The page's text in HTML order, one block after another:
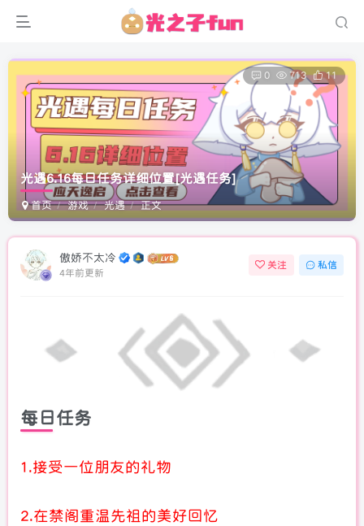
光遇6.16每日任务详细位置[光遇任务]
首页 游戏 光遇 正文
0 713 11
傲娇不太冷
4年前更新
关注 私信
每日任务
1.接受一位朋友的礼物
2.在禁阁重温先祖的美好回忆